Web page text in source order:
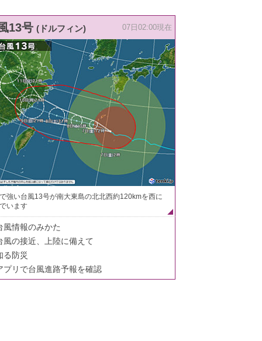
13号 (ドルフィン) 07日02:00現在
強い台風13号が南大東島の北北西約120kmを西に
います
風情報のみかた
風の接近、上陸に備えて
る防災
プリで台風進路予報を確認